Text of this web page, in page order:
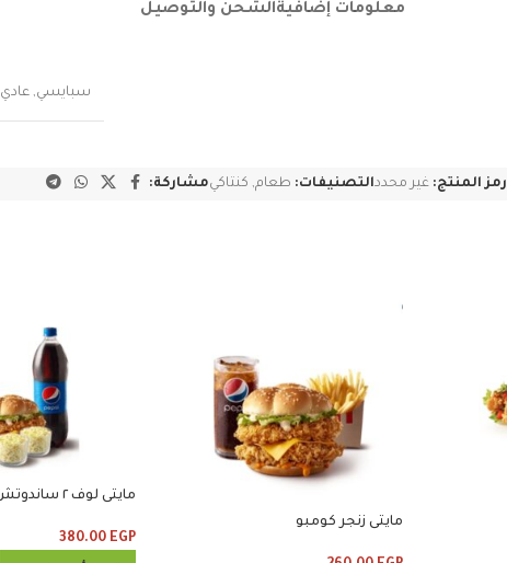
معلومات إضافيةالشحن والتوصيل
سبايسي, عادي
رمز المنتج:غير محددالتصنيفات: طعام, كنتاكيمشاركة:
مايتى زنجر كومبو
380.00 EGP